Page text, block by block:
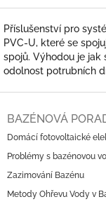
Příslušenství pro
PVC-U, které se
spojů. Výhodou je
odolnost potrubních
BAZÉNOVÁ
Domácí fotovoltaické
Problémy s bazénovou
Zazimování Bazénu
Metody Ohřevu Vody v